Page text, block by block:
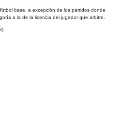
base, a excepción de los partidos donde
a la de la licencia del jugador que arbitre.